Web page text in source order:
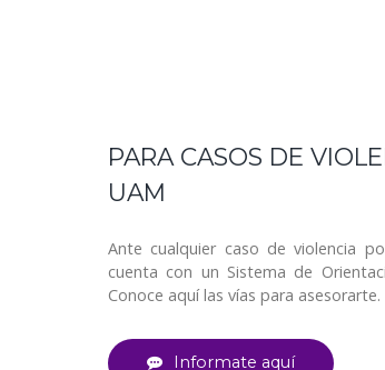
PARA CASOS DE
UAM
Ante cualquier caso de violencia
cuenta con un Sistema de
Conoce aquí las vías para asesorarte.
Informate aquí